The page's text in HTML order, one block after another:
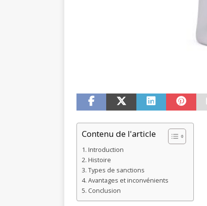
Contenu de l'article
Introduction
Histoire
Types de sanctions
Avantages et inconvénients
Conclusion